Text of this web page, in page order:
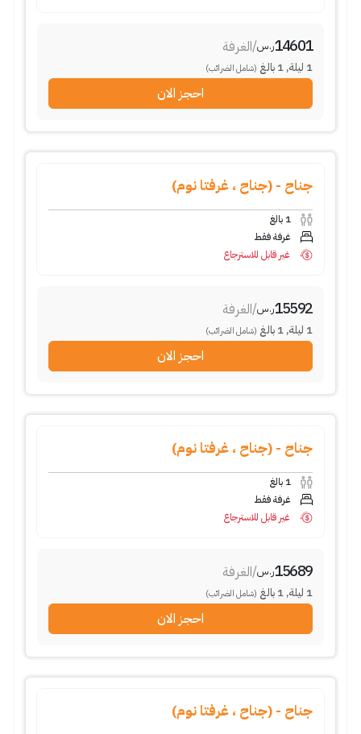
14601ر.س/الغرفة
1 ليلة,
1 بالغ (شامل الضرائب)
احجز الان
جناح - (جناح ، غرفتا نوم)
1 بالغ
غرفة فقط
غير قابل للاسترجاع
15592ر.س/الغرفة
1 ليلة,
1 بالغ (شامل الضرائب)
احجز الان
جناح - (جناح ، غرفتا نوم)
1 بالغ
غرفة فقط
غير قابل للاسترجاع
15689ر.س/الغرفة
1 ليلة,
1 بالغ (شامل الضرائب)
احجز الان
جناح - (جناح ، غرفتا نوم)